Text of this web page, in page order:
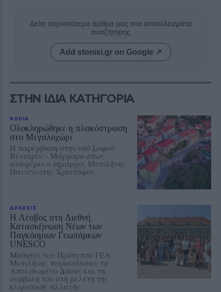
Δείτε περισσότερα άρθρα μας στα αποτελέσματα
αναζήτησης
Add stonisi.gr on Google ↗
ΣΤΗΝ ΙΔΙΑ ΚΑΤΗΓΟΡΙΑ
ΧΩΡΙΑ
Ολοκληρώθηκε η πλακόστρωση
στο Μεγαλοχώρι
Η παρέμβαση στην οδό Σοφού
Βενιαμίν – Μάρμαρο όπως
αναφέρει ο δήμαρχος Μυτιλήνης
Παναγιώτης Χριστόφας
ΔΡΑΣΕΙΣ
Η Λέσβος στη Διεθνή
Κατασκήνωση Νέων των
Παγκόσμιων Γεωπάρκων
UNESCO
Μαθητές του Πρότυπου ΓΕΛ
Μυτιλήνης παρουσίασαν το
Απολιθωμένο Δάσος και τη
συμβολή του στη μελέτη της
κλιματικής αλλαγής